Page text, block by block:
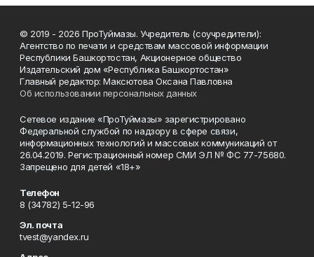
© 2019 - 2026 ПроТуймазы. Учредитель (соучредители):
Агентство по печати и средствам массовой информации
Республики Башкортостан, Акционерное общество
Издательский дом «Республика Башкортостан»
Главный редактор: Максютова Оксана Павловна
Об использовании персональных данных
Сетевое издание «ПроТуймазы» зарегистрировано
Федеральной службой по надзору в сфере связи,
информационных технологий и массовых коммуникаций от
26.04.2019. Регистрационный номер СМИ ЭЛ № ФС 77-75680.
Запрещено для детей «18+»
Телефон
8 (34782) 5-12-96
Эл. почта
tvest@yandex.ru